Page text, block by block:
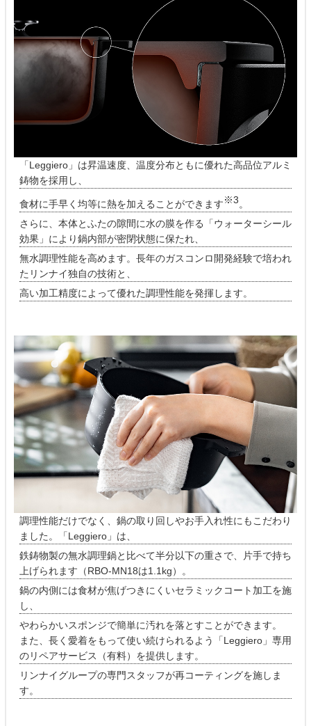
「Leggiero」は昇温速度、温度分布ともに優れた高品位アルミ
鋳物を採用し、
食材に手早く均等に熱を加えることができます※3。
さらに、本体とふたの隙間に水の膜を作る「ウォーターシール
効果」により鍋内部が密閉状態に保たれ、
無水調理性能を高めます。長年のガスコンロ開発経験で培われ
たリンナイ独自の技術と、
高い加工精度によって優れた調理性能を発揮します。
調理性能だけでなく、鍋の取り回しやお手入れ性にもこだわり
ました。「Leggiero」は、
鉄鋳物製の無水調理鍋と比べて半分以下の重さで、片手で持ち
上げられます（RBO-MN18は1.1kg）。
鍋の内側には食材が焦げつきにくいセラミックコート加工を施
し、
やわらかいスポンジで簡単に汚れを落とすことができます。
また、長く愛着をもって使い続けられるよう「Leggiero」専用
のリペアサービス（有料）を提供します。
リンナイグループの専門スタッフが再コーティングを施しま
す。